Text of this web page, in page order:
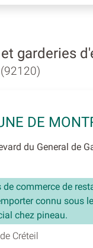
garderies
(92120)
DE
du General de
de commerce de
connu sous
chez pineau.
Créteil